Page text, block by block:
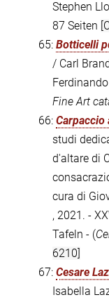
Stephen
87 Seiten
65: Botticelli
/ Carl
Fine Art
66: Carpaccio
studi
d'altare di
cura di
, 2021. -
Tafeln - (
6210]
67: Cesare
Isabella